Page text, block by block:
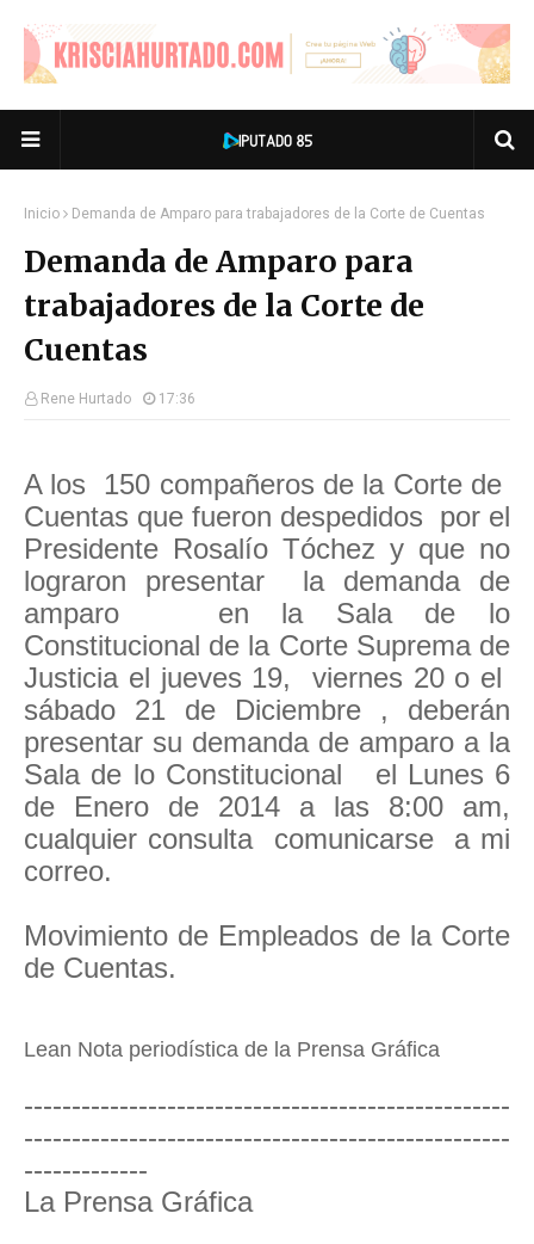
Inicio Demanda de Amparo para trabajadores de la Corte de Cuentas
Demanda de Amparo para
trabajadores de la Corte de
Cuentas
Rene Hurtado 17:36
A los 150 compañeros de la Corte de
Cuentas que fueron despedidos por el
Presidente Rosalío Tóchez y que no
lograron presentar la demanda de
amparo en la Sala de lo
Constitucional de la Corte Suprema de
Justicia el jueves 19, viernes 20 o el
sábado 21 de Diciembre , deberán
presentar su demanda de amparo a la
Sala de lo Constitucional el Lunes 6
de Enero de 2014 a las 8:00 am,
cualquier consulta comunicarse a mi
correo.
Movimiento de Empleados de la Corte
de Cuentas.
Lean Nota periodística de la Prensa Gráfica
---------------------------------------------------
---------------------------------------------------
-------------
La Prensa Gráfica